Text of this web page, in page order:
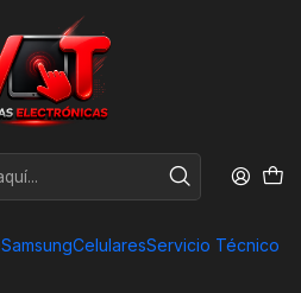
SamsungCelularesServicio Técnico